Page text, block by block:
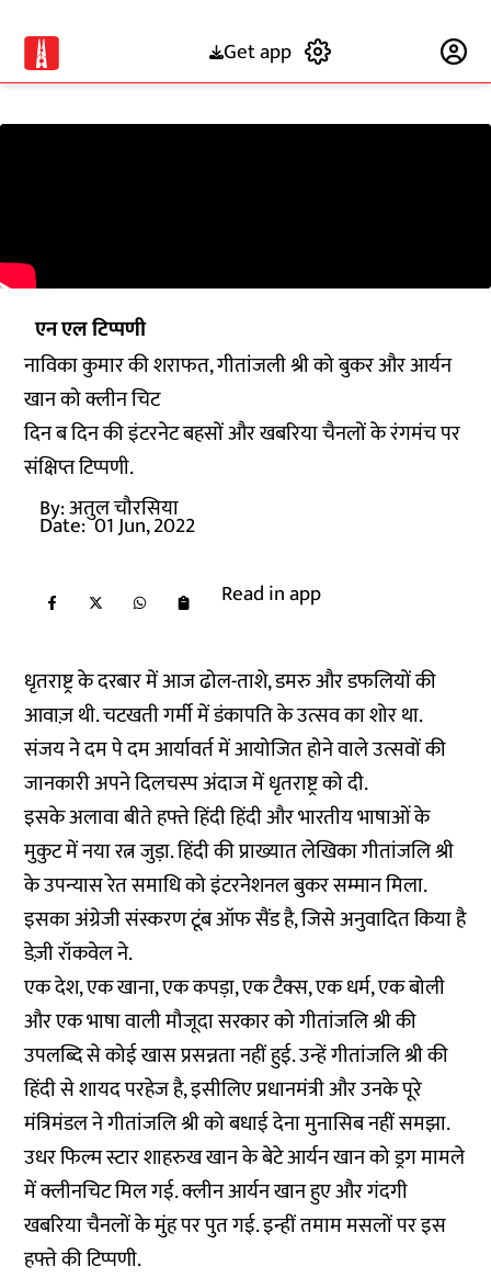
Get app
एन एल टिप्पणी
नाविका कुमार की शराफत, गीतांजली श्री को बुकर और आर्यन
खान को क्लीन चिट
दिन ब दिन की इंटरनेट बहसों और खबरिया चैनलों के रंगमंच पर
संक्षिप्त टिप्पणी.
By:अतुल चौरसिया
Date: 01 Jun, 2022
Read in app
धृतराष्ट्र के दरबार में आज ढोल-ताशे, डमरु और डफलियों की
आवाज़ थी. चटखती गर्मी में डंकापति के उत्सव का शोर था.
संजय ने दम पे दम आर्यावर्त में आयोजित होने वाले उत्सवों की
जानकारी अपने दिलचस्प अंदाज में धृतराष्ट्र को दी.
इसके अलावा बीते हफ्ते हिंदी हिंदी और भारतीय भाषाओं के
मुकुट में नया रत्न जुड़ा. हिंदी की प्राख्यात लेखिका गीतांजलि श्री
के उपन्यास रेत समाधि को इंटरनेशनल बुकर सम्मान मिला.
इसका अंग्रेजी संस्करण टूंब ऑफ सैंड है, जिसे अनुवादित किया है
डेज़ी रॉकवेल ने.
एक देश, एक खाना, एक कपड़ा, एक टैक्स, एक धर्म, एक बोली
और एक भाषा वाली मौजूदा सरकार को गीतांजलि श्री की
उपलब्दि से कोई खास प्रसन्नता नहीं हुई. उन्हें गीतांजलि श्री की
हिंदी से शायद परहेज है, इसीलिए प्रधानमंत्री और उनके पूरे
मंत्रिमंडल ने गीतांजलि श्री को बधाई देना मुनासिब नहीं समझा.
उधर फिल्म स्टार शाहरुख खान के बेटे आर्यन खान को ड्रग मामले
में क्लीनचिट मिल गई. क्लीन आर्यन खान हुए और गंदगी
खबरिया चैनलों के मुंह पर पुत गई. इन्हीं तमाम मसलों पर इस
हफ्ते की टिप्पणी.